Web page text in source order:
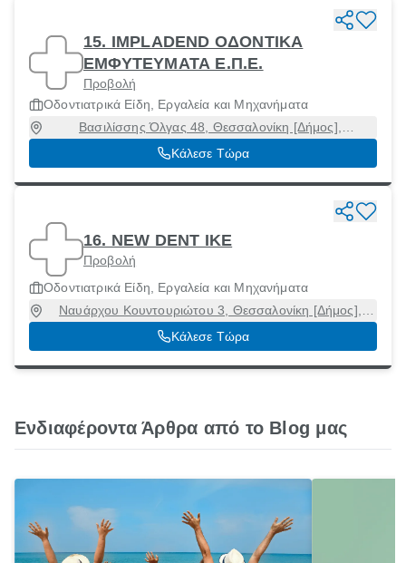
15. IMPLADEND ΟΔΟΝΤΙΚΑ
ΕΜΦΥΤΕΥΜΑΤΑ Ε.Π.Ε.
Προβολή
Οδοντιατρικά Είδη, Εργαλεία και Μηχανήματα
Βασιλίσσης Όλγας 48, Θεσσαλονίκη [Δήμος],
Θεσσαλονίκη, 54642
Κάλεσε Τώρα
16. NEW DENT ΙΚΕ
Προβολή
Οδοντιατρικά Είδη, Εργαλεία και Μηχανήματα
Ναυάρχου Κουντουριώτου 3, Θεσσαλονίκη [Δήμος],
Θεσσαλονίκη, 54626
Κάλεσε Τώρα
Ενδιαφέροντα Άρθρα από το Blog μας